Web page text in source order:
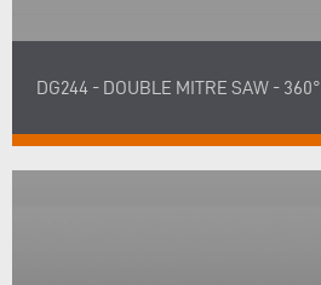
DG244 - DOUBLE MITRE SAW - 360°